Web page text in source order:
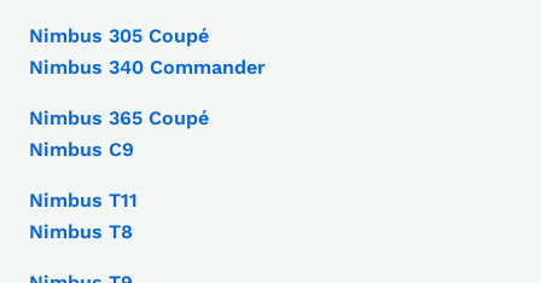
Nimbus 305 Coupé
Nimbus 340 Commander
Nimbus 365 Coupé
Nimbus C9
Nimbus T11
Nimbus T8